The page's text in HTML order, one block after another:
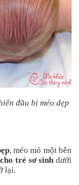
đầu bị méo dẹp
, méo mó một bên
trẻ sơ sinhdưới
lại.